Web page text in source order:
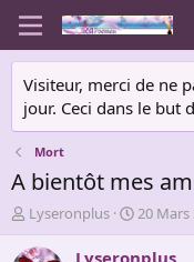
Visiteur, merci de ne
jour. Ceci dans le but
Mort
A bientôt mes
A
u
t
Lyseronplus
D
a
t
20 Mars
Lyseronplus